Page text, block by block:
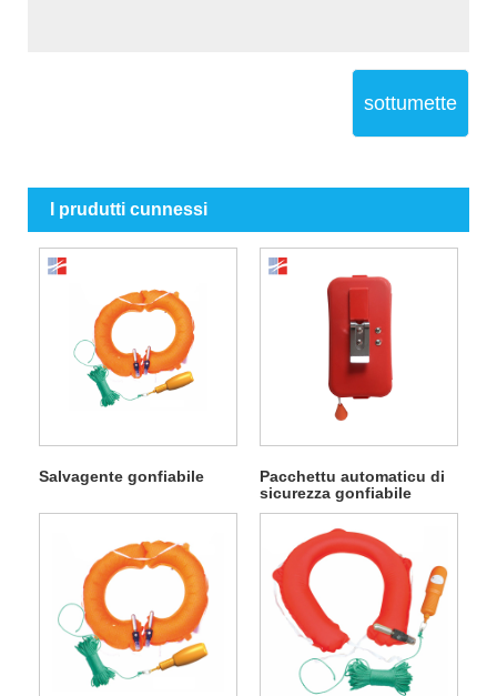
sottumette
I prudutti cunnessi
Salvagente gonfiabile
Pacchettu automaticu di
sicurezza gonfiabile